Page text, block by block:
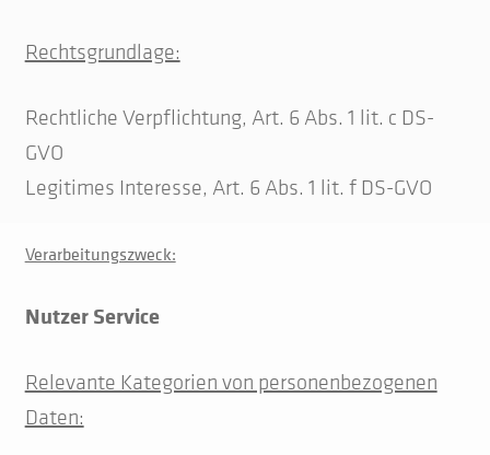
Rechtsgrundlage:
Rechtliche Verpflichtung, Art. 6 Abs. 1 lit. c DS-
GVO
Legitimes Interesse, Art. 6 Abs. 1 lit. f DS-GVO
Verarbeitungszweck:
Nutzer Service
Relevante Kategorien von personenbezogenen
Daten: